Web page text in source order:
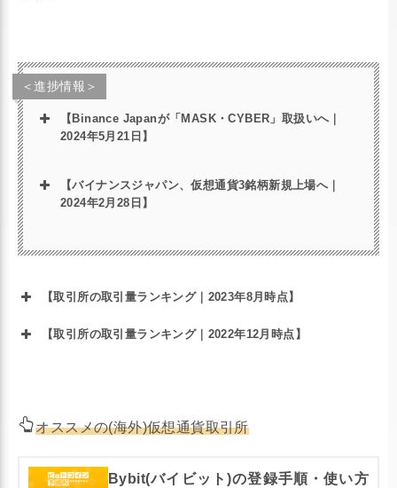
以降Binance Japanへの移行申込手続きが可能とな
り、12月1日以降新プラットフォームご利用開始可
能となります。詳細につきましては、別途グローバ
します。
付けておりません。
＜進捗情報＞
【Binance Japanが「MASK・CYBER」取扱いへ｜
2024年5月21日】
May 22, 2024
【バイナンスジャパン、仮想通貨3銘柄新規上場へ｜
2024年2月28日】
#バイナンスジャパン
#BinanceJapan
コイン
#WrappedBitcoin
#ファイルコ
イン
#Filecoin #スイ
#Sui
February 28, 2024
【取引所の取引量ランキング｜2023年8月時点】
【取引所の取引量ランキング｜2022年12月時点】
オススメの(海外)仮想通貨取引所
Bybit(バイビット)の登録手順・使い方